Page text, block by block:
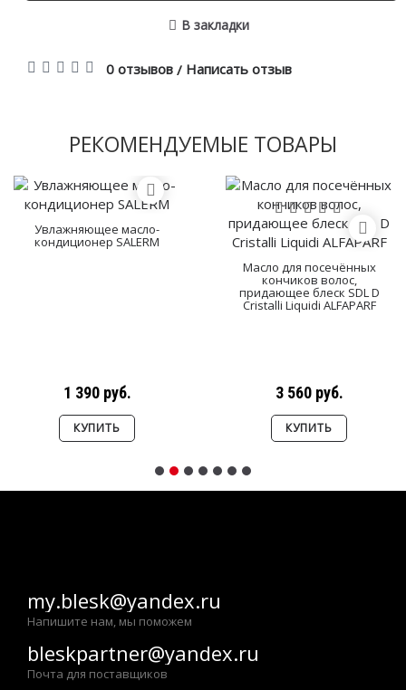
В закладки
0 отзывов/ Написать отзыв
РЕКОМЕНДУЕМЫЕ ТОВАРЫ
Увлажняющее масло-
кондиционер SALERM
1 390 руб.
КУПИТЬ
Масло для посечённых
кончиков волос,
придающее блеск SDL D
Cristalli Liquidi ALFAPARF
3 560 руб.
КУПИТЬ
my.blesk@yandex.ru
Напишите нам, мы поможем
bleskpartner@yandex.ru
Почта для поставщиков